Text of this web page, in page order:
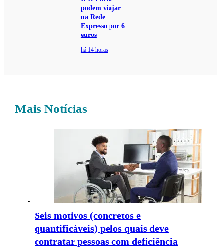
podem viajar
na Rede
Expresso por 6
euros
há 14 horas
Mais Notícias
Seis motivos (concretos e
quantificáveis) pelos quais deve
contratar pessoas com deficiência